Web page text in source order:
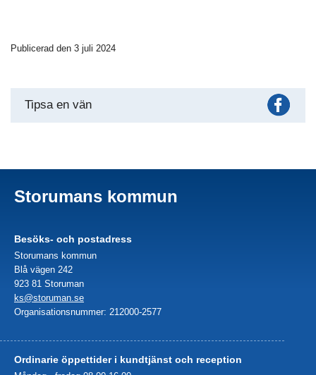
Publicerad den 3 juli 2024
Tipsa en vän
Storumans kommun
Besöks- och postadress
Storumans kommun
Blå vägen 242
923 81 Storuman
ks@storuman.se
Organisationsnummer: 212000-2577
Ordinarie öppettider i kundtjänst och reception